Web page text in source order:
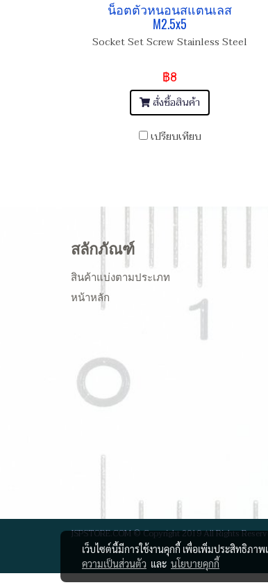
น็อตตัวหนอนสแตนเลส
M2.5x5
Socket Set Screw Stainless Steel
฿8
สั่งซื้อสินค้า
เปรียบเทียบ
สลักภัณฑ์
สินค้าแบ่งตามประเภท
หน้าหลัก
JSPSTORE.COM © Copyright 2019 All Rights
เว็บไซต์นี้มีการใช้งานคุกกี้ เพื่อเพิ่มประสิทธิภา
ความเป็นส่วนตัว และ นโยบายคุกกี้